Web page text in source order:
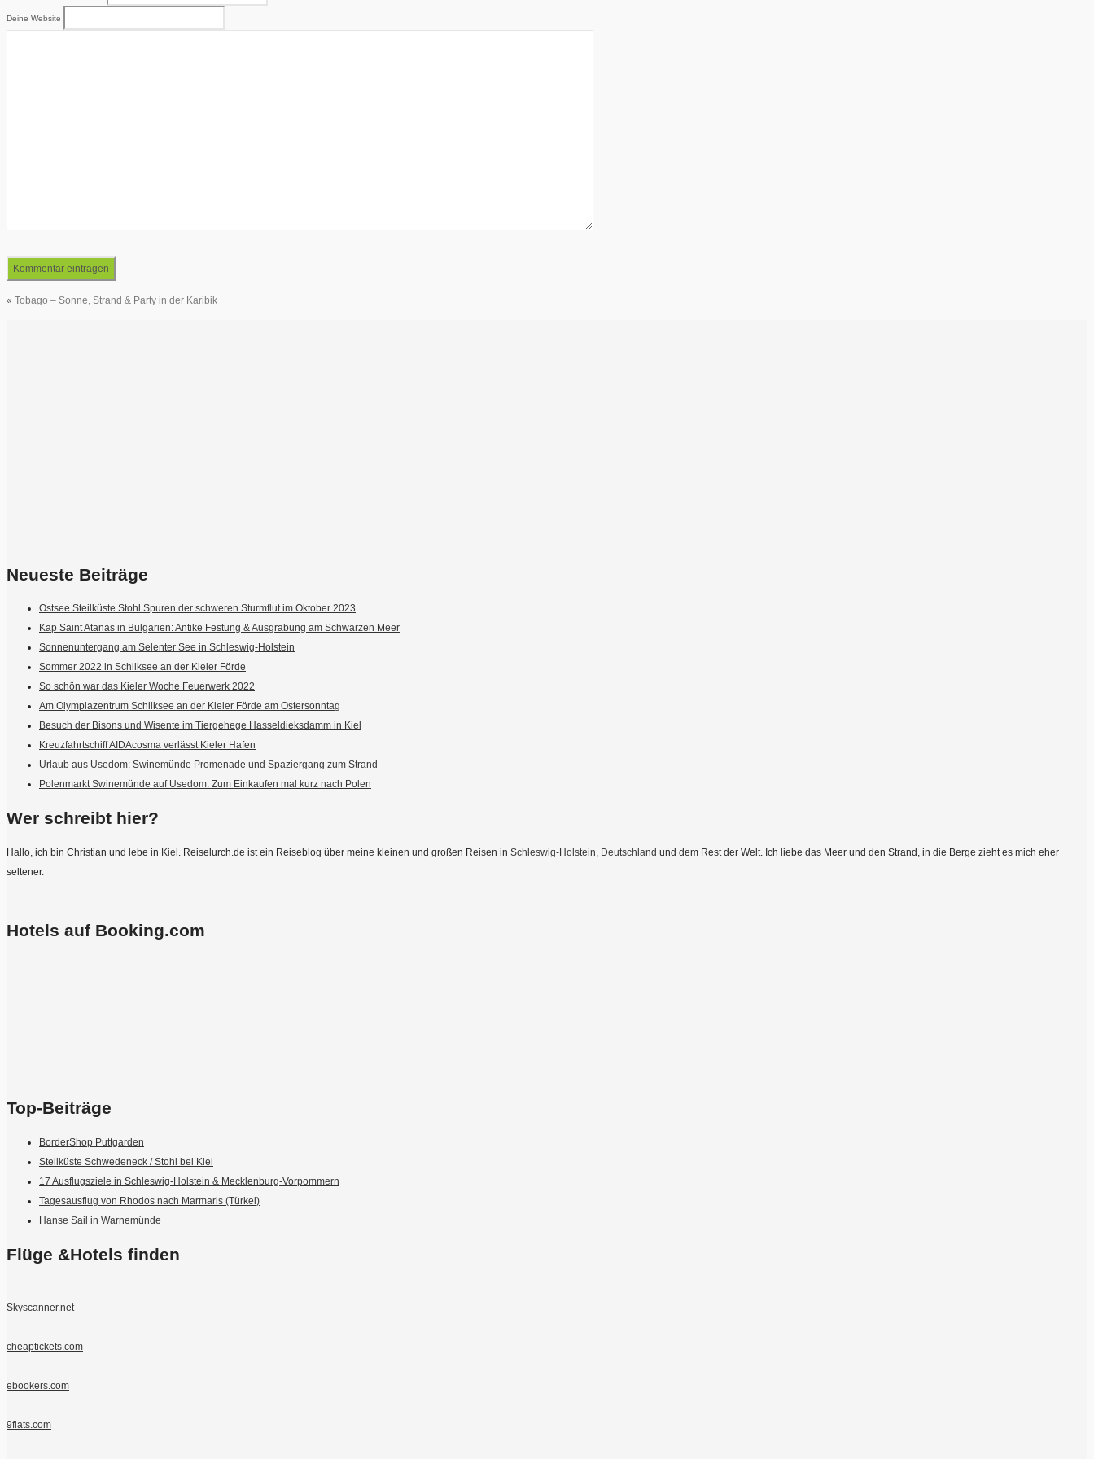
Deine Website
« Tobago – Sonne, Strand & Party in der Karibik
Neueste Beiträge
Ostsee Steilküste Stohl Spuren der schweren Sturmflut im Oktober 2023
Kap Saint Atanas in Bulgarien: Antike Festung & Ausgrabung am Schwarzen Meer
Sonnenuntergang am Selenter See in Schleswig-Holstein
Sommer 2022 in Schilksee an der Kieler Förde
So schön war das Kieler Woche Feuerwerk 2022
Am Olympiazentrum Schilksee an der Kieler Förde am Ostersonntag
Besuch der Bisons und Wisente im Tiergehege Hasseldieksdamm in Kiel
Kreuzfahrtschiff AIDAcosma verlässt Kieler Hafen
Urlaub aus Usedom: Swinemünde Promenade und Spaziergang zum Strand
Polenmarkt Swinemünde auf Usedom: Zum Einkaufen mal kurz nach Polen
Wer schreibt hier?
Hallo, ich bin Christian und lebe in Kiel. Reiselurch.de ist ein Reiseblog über meine kleinen und großen Reisen in Schleswig-Holstein, Deutschland und dem Rest der Welt. Ich liebe das Meer und den Strand, in die Berge zieht es mich eher
seltener.
Hotels auf Booking.com
Top-Beiträge
BorderShop Puttgarden
Steilküste Schwedeneck / Stohl bei Kiel
17 Ausflugsziele in Schleswig-Holstein & Mecklenburg-Vorpommern
Tagesausflug von Rhodos nach Marmaris (Türkei)
Hanse Sail in Warnemünde
Flüge &Hotels finden
Skyscanner.net
cheaptickets.com
ebookers.com
9flats.com